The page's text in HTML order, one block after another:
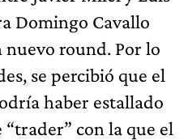
Domingo Cavallo
nuevo round. Por lo
se percibió que el
haber estallado
con la que el